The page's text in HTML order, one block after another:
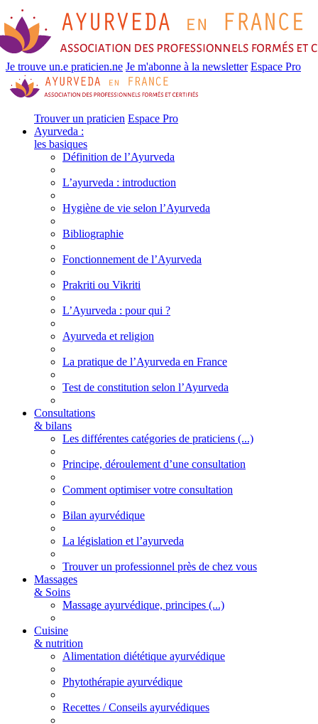
Je trouve un.e praticien.ne Je m'abonne à la newsletter Espace Pro
Trouver un praticien Espace Pro
Ayurveda :
les basiques
Définition de l’Ayurveda
L’ayurveda : introduction
Hygiène de vie selon l’Ayurveda
Bibliographie
Fonctionnement de l’Ayurveda
Prakriti ou Vikriti
L’Ayurveda : pour qui ?
Ayurveda et religion
La pratique de l’Ayurveda en France
Test de constitution selon l’Ayurveda
Consultations
& bilans
Les différentes catégories de praticiens (...)
Principe, déroulement d’une consultation
Comment optimiser votre consultation
Bilan ayurvédique
La législation et l’ayurveda
Trouver un professionnel près de chez vous
Massages
& Soins
Massage ayurvédique, principes (...)
Cuisine
& nutrition
Alimentation diététique ayurvédique
Phytothérapie ayurvédique
Recettes / Conseils ayurvédiques